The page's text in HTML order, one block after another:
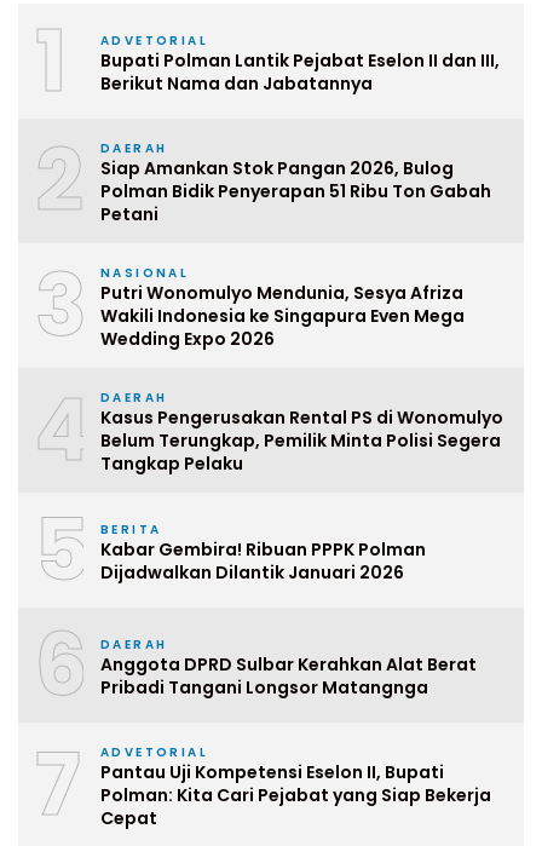
1 ADVETORIAL
Bupati Polman Lantik Pejabat Eselon II dan III,
Berikut Nama dan Jabatannya
2 DAERAH
Siap Amankan Stok Pangan 2026, Bulog
Polman Bidik Penyerapan 51 Ribu Ton Gabah
Petani
3 NASIONAL
Putri Wonomulyo Mendunia, Sesya Afriza
Wakili Indonesia ke Singapura Even Mega
Wedding Expo 2026
4 DAERAH
Kasus Pengerusakan Rental PS di Wonomulyo
Belum Terungkap, Pemilik Minta Polisi Segera
Tangkap Pelaku
5 BERITA
Kabar Gembira! Ribuan PPPK Polman
Dijadwalkan Dilantik Januari 2026
6 DAERAH
Anggota DPRD Sulbar Kerahkan Alat Berat
Pribadi Tangani Longsor Matangnga
7 ADVETORIAL
Pantau Uji Kompetensi Eselon II, Bupati
Polman: Kita Cari Pejabat yang Siap Bekerja
Cepat